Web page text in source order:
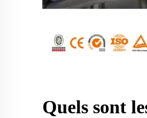
Quels sont